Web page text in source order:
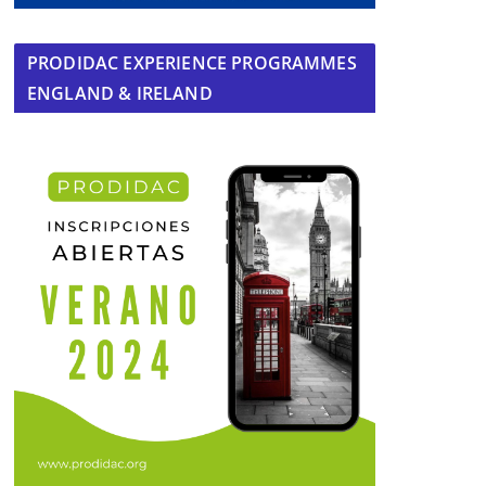
PRODIDAC EXPERIENCE PROGRAMMES
ENGLAND & IRELAND